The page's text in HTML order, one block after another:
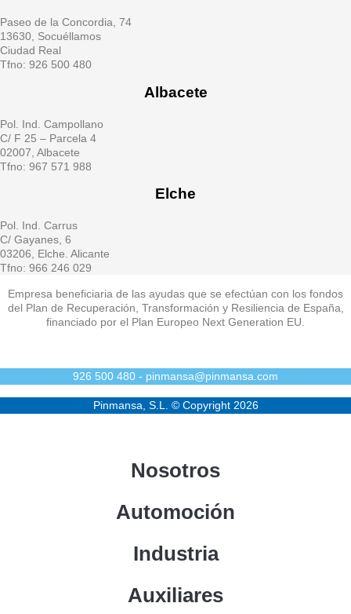
Paseo de la Concordia, 74
13630, Socuéllamos
Ciudad Real
Tfno: 926 500 480
Albacete
Pol. Ind. Campollano
C/ F 25 – Parcela 4
02007, Albacete
Tfno: 967 571 988
Elche
Pol. Ind. Carrus
C/ Gayanes, 6
03206, Elche. Alicante
Tfno: 966 246 029
Empresa beneficiaria de las ayudas que se efectúan con los fondos
del Plan de Recuperación, Transformación y Resiliencia de España,
financiado por el Plan Europeo Next Generation EU.
926 500 480 - pinmansa@pinmansa.com
Pinmansa, S.L. © Copyright 2026
Nosotros
Automoción
Industria
Auxiliares